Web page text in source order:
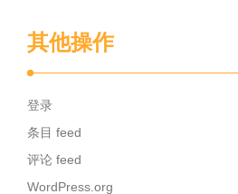
其他操作
登录
条目 feed
评论 feed
WordPress.org